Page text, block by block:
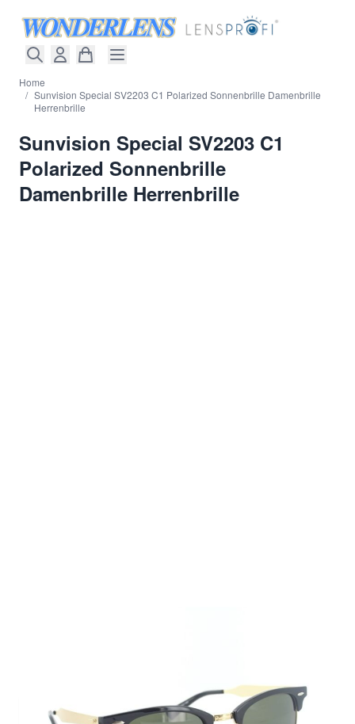
Home
/ Sunvision Special SV2203 C1 Polarized Sonnenbrille Damenbrille
Herrenbrille
Sunvision Special SV2203 C1
Polarized Sonnenbrille
Damenbrille Herrenbrille